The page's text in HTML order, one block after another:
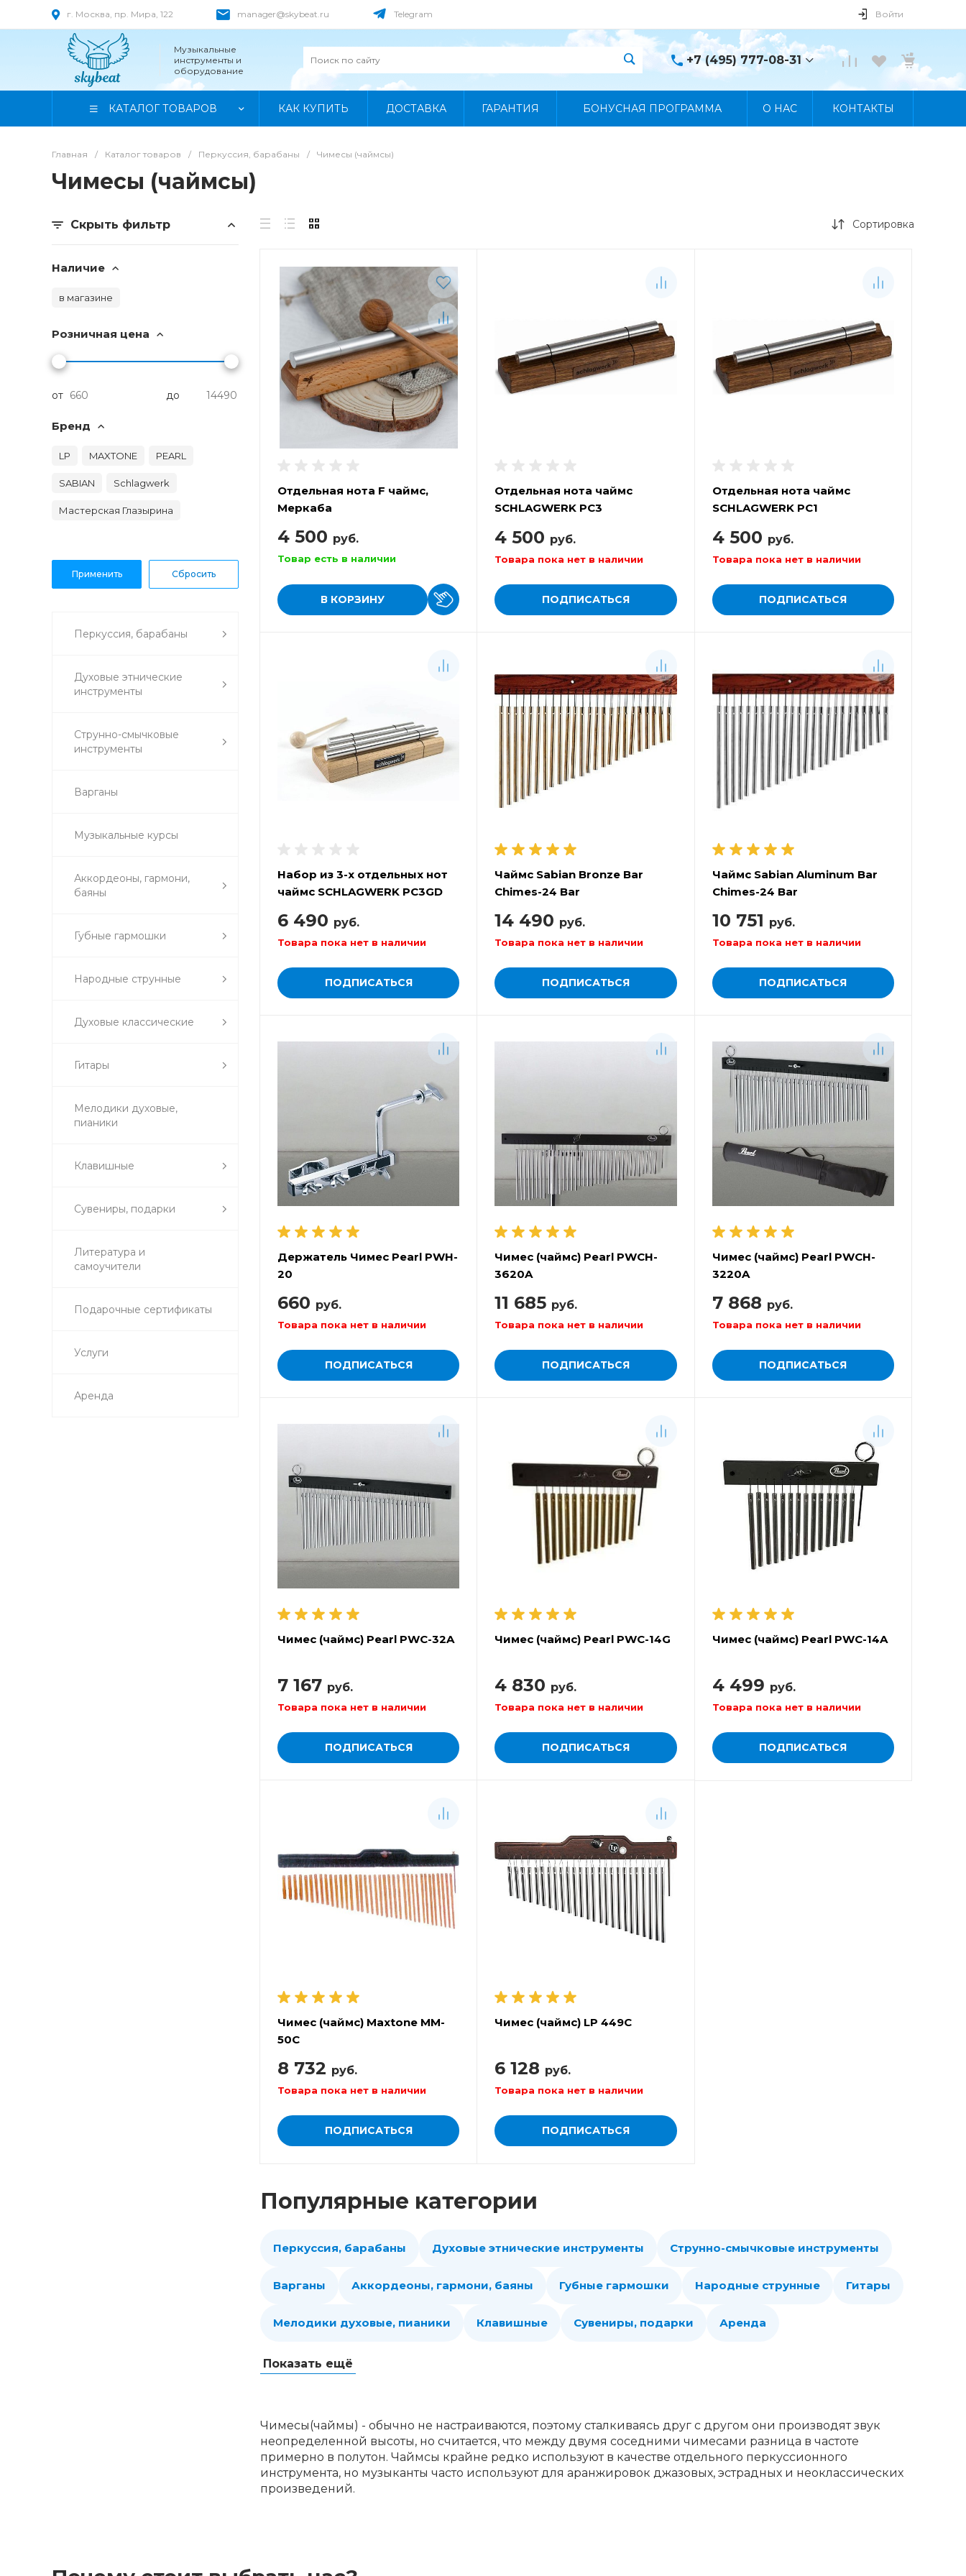
г. Москва, пр. Мира, 122 manager@skybeat.ru Telegram Войти
Музыкальные
инструменты и
оборудование
+7 (495) 777-08-31
+7 (495) 777-08-31
КАТАЛОГ ТОВАРОВ КАК КУПИТЬ ДОСТАВКА ГАРАНТИЯ БОНУСНАЯ ПРОГРАММА О НАС КОНТАКТЫ
Главная / Каталог товаров / Перкуссия, барабаны / Чимесы (чаймсы)
Чимесы (чаймсы)
Скрыть фильтр
Розничная цена
от до
Наличие
в магазине
Бренд
LP MAXTONE PEARL
SABIAN Schlagwerk
Мастерская Глазырина
Перкуссия, барабаны
Духовые этнические
инструменты
Струнно-смычковые
инструменты
Варганы
Музыкальные курсы
Аккордеоны, гармони,
баяны
Губные гармошки
Народные струнные
Духовые классические
Гитары
Мелодики духовые,
пианики
Клавишные
Сувениры, подарки
Литература и
самоучители
Подарочные сертификаты
Услуги
Аренда
Сортировка
Отдельная нота F чаймс,
Меркаба
4 500 руб.
Товар есть в наличии
В КОРЗИНУ
Отдельная нота чаймс
SCHLAGWERK PC3
4 500 руб.
Товара пока нет в наличии
ПОДПИСАТЬСЯ
Отдельная нота чаймс
SCHLAGWERK PC1
4 500 руб.
Товара пока нет в наличии
ПОДПИСАТЬСЯ
Набор из 3-х отдельных нот
чаймс SCHLAGWERK PC3GD
6 490 руб.
Товара пока нет в наличии
ПОДПИСАТЬСЯ
Чаймс Sabian Bronze Bar
Chimes-24 Bar
14 490 руб.
Товара пока нет в наличии
ПОДПИСАТЬСЯ
Чаймс Sabian Aluminum Bar
Chimes-24 Bar
10 751 руб.
Товара пока нет в наличии
ПОДПИСАТЬСЯ
Держатель Чимес Pearl PWH-
20
660 руб.
Товара пока нет в наличии
ПОДПИСАТЬСЯ
Чимес (чаймс) Pearl PWCH-
3620A
11 685 руб.
Товара пока нет в наличии
ПОДПИСАТЬСЯ
Чимес (чаймс) Pearl PWCH-
3220A
7 868 руб.
Товара пока нет в наличии
ПОДПИСАТЬСЯ
Чимес (чаймс) Pearl PWC-32A
7 167 руб.
Товара пока нет в наличии
ПОДПИСАТЬСЯ
Чимес (чаймс) Pearl PWC-14G
4 830 руб.
Товара пока нет в наличии
ПОДПИСАТЬСЯ
Чимес (чаймс) Pearl PWC-14A
4 499 руб.
Товара пока нет в наличии
ПОДПИСАТЬСЯ
Чимес (чаймс) Maxtone MM-
50C
8 732 руб.
Товара пока нет в наличии
ПОДПИСАТЬСЯ
Чимес (чаймс) LP 449C
6 128 руб.
Товара пока нет в наличии
ПОДПИСАТЬСЯ
Популярные категории
Перкуссия, барабаны Духовые этнические инструменты Струнно-смычковые инструменты
Варганы Аккордеоны, гармони, баяны Губные гармошки Народные струнные Гитары
Мелодики духовые, пианики Клавишные Сувениры, подарки Аренда
Показать ещё
Чимесы(чаймы) - обычно не настраиваются, поэтому сталкиваясь друг с другом они производят звук
неопределенной высоты, но считается, что между двумя соседними чимесами разница в частоте
примерно в полутон. Чаймсы крайне редко используют в качестве отдельного перкуссионного
инструмента, но музыканты часто используют для аранжировок джазовых, эстрадных и неоклассических
произведений.